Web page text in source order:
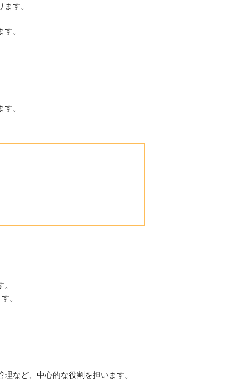
す。
。
。
。
など、中心的な役割を担います。